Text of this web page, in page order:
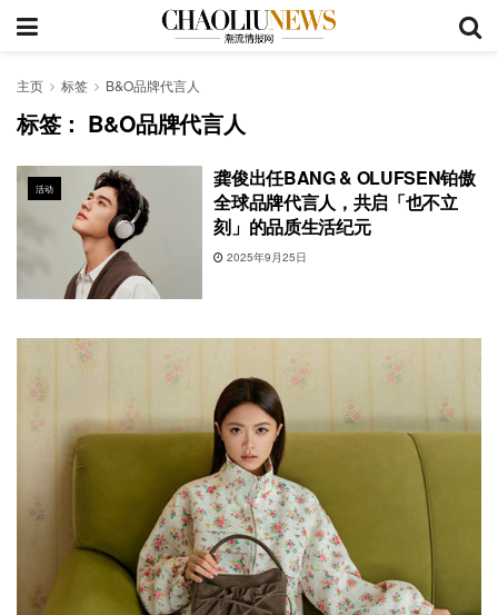
主页 标签 B&O品牌代言人
标签： B&O品牌代言人
活动
龚俊出任BANG & OLUFSEN铂傲
全球品牌代言人，共启「也不立
刻」的品质生活纪元
2025年9月25日